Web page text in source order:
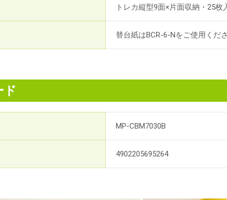
トレカ縦型9面×片面収納・25
替台紙はBCR-6-Nをご使用くだ
ド
MP-CBM7030B
4902205695264